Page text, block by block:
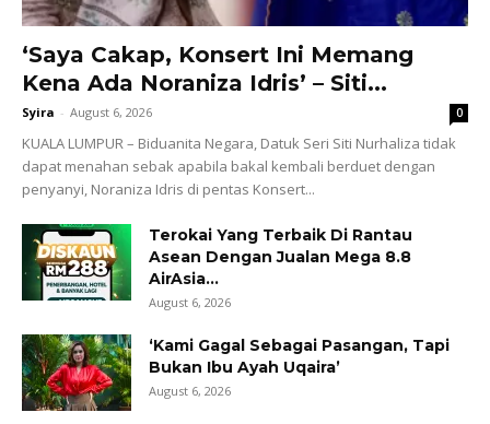
‘Saya Cakap, Konsert Ini Memang
Kena Ada Noraniza Idris’ – Siti...
Syira - August 6, 2026 0
KUALA LUMPUR – Biduanita Negara, Datuk Seri Siti Nurhaliza tidak
dapat menahan sebak apabila bakal kembali berduet dengan
penyanyi, Noraniza Idris di pentas Konsert...
Terokai Yang Terbaik Di Rantau
Asean Dengan Jualan Mega 8.8
AirAsia...
August 6, 2026
‘Kami Gagal Sebagai Pasangan, Tapi
Bukan Ibu Ayah Uqaira’
August 6, 2026